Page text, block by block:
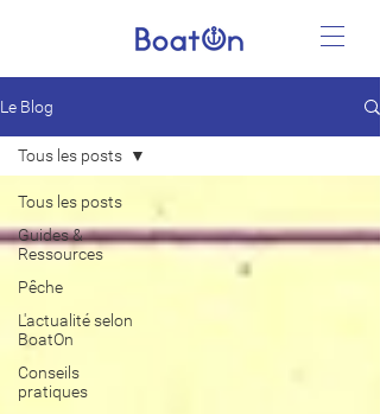
Le Blog
Tous les posts
Guides &
Ressources
Pêche
L'actualité selon
BoatOn
Conseils
pratiques
Tous les posts